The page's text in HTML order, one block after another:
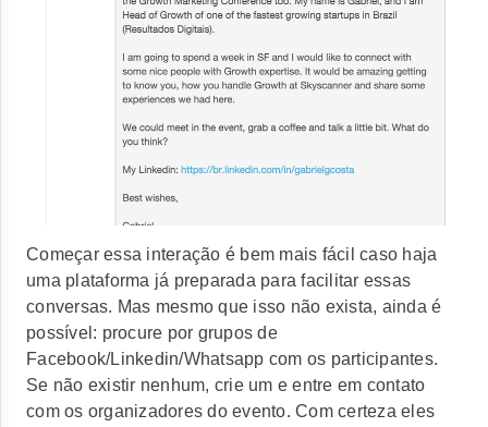
Começar essa interação é bem mais fácil caso haja
uma plataforma já preparada para facilitar essas
conversas. Mas mesmo que isso não exista, ainda é
possível: procure por grupos de
Facebook/Linkedin/Whatsapp com os participantes.
Se não existir nenhum, crie um e entre em contato
com os organizadores do evento. Com certeza eles